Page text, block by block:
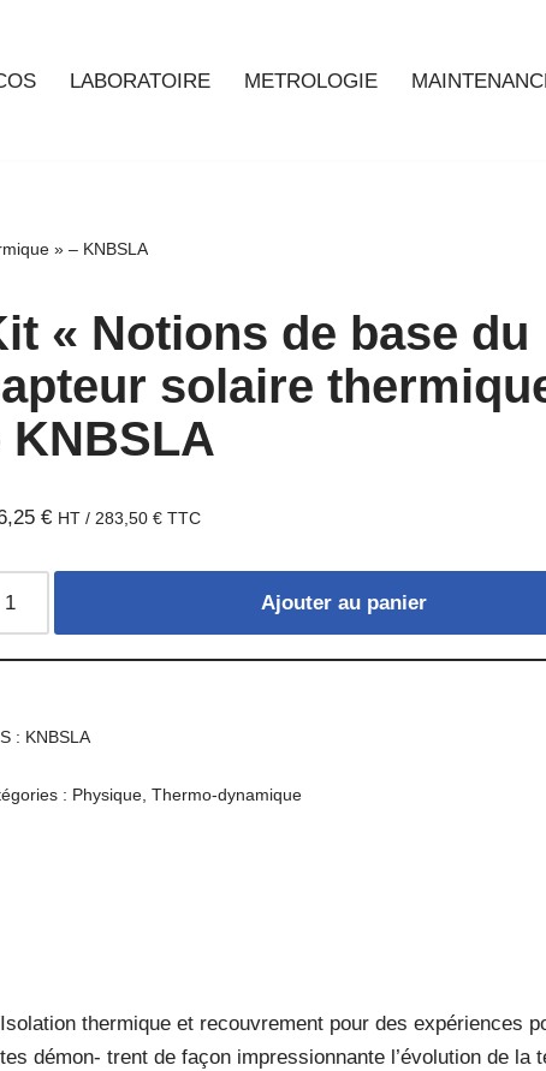
LABORATOIRE METROLOGIE
» – KNBSLA
« Notions de base du
solaire
KNBSLA
€ HT / 283,50€ TTC
Ajouter au panier
: KNBSLA
: Physique,Thermo-dynamique
thermique et recouvrement pour des expériences
démon- trent de façon impressionnante l’évolution de la